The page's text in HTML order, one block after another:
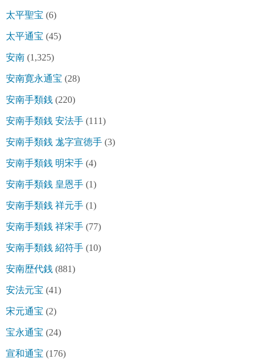
太平聖宝 (6)
太平通宝 (45)
安南 (1,325)
安南寛永通宝 (28)
安南手類銭 (220)
安南手類銭 安法手 (111)
安南手類銭 尨字宣徳手 (3)
安南手類銭 明宋手 (4)
安南手類銭 皇恩手 (1)
安南手類銭 祥元手 (1)
安南手類銭 祥宋手 (77)
安南手類銭 紹符手 (10)
安南歴代銭 (881)
安法元宝 (41)
宋元通宝 (2)
宝永通宝 (24)
宣和通宝 (176)